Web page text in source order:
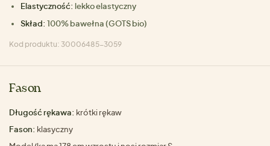
Elastyczność: lekko elastyczny
Skład: 100% bawełna (GOTS bio)
Kod produktu: 30006485-3059
Fason
Długość rękawa: krótki rękaw
Fason: klasyczny